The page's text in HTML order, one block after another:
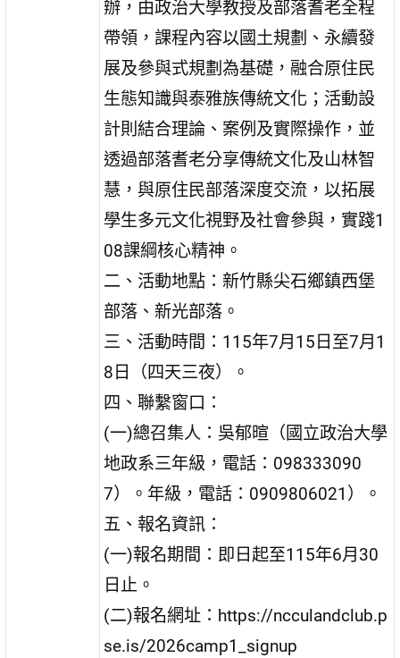
辦，由政治大學教授及部落耆老全程
帶領，課程內容以國土規劃、永續發
展及參與式規劃為基礎，融合原住民
生態知識與泰雅族傳統文化；活動設
計則結合理論、案例及實際操作，並
透過部落耆老分享傳統文化及山林智
慧，與原住民部落深度交流，以拓展
學生多元文化視野及社會參與，實踐1
08課綱核心精神。
二、活動地點：新竹縣尖石鄉鎮西堡
部落、新光部落。
三、活動時間：115年7月15日至7月1
8日（四天三夜）。
四、聯繫窗口：
(一)總召集人：吳郁暄（國立政治大學
地政系三年級，電話：098333090
7）。年級，電話：0909806021）。
五、報名資訊：
(一)報名期間：即日起至115年6月30
日止。
(二)報名網址：https://ncculandclub.p
se.is/2026camp1_signup